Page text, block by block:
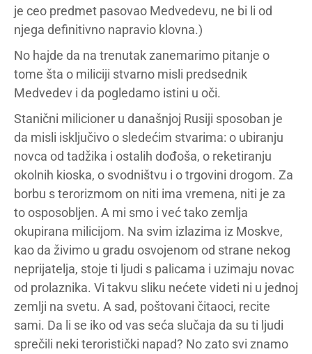
je ceo predmet pasovao Medvedevu, ne bi li od
njega definitivno napravio klovna.)
No hajde da na trenutak zanemarimo pitanje o
tome šta o miliciji stvarno misli predsednik
Medvedev i da pogledamo istini u oči.
Stanični milicioner u današnjoj Rusiji sposoban je
da misli isključivo o sledećim stvarima: o ubiranju
novca od tadžika i ostalih dođoša, o reketiranju
okolnih kioska, o svodništvu i o trgovini drogom. Za
borbu s terorizmom on niti ima vremena, niti je za
to osposobljen. A mi smo i već tako zemlja
okupirana milicijom. Na svim izlazima iz Moskve,
kao da živimo u gradu osvojenom od strane nekog
neprijatelja, stoje ti ljudi s palicama i uzimaju novac
od prolaznika. Vi takvu sliku nećete videti ni u jednoj
zemlji na svetu. A sad, poštovani čitaoci, recite
sami. Da li se iko od vas seća slučaja da su ti ljudi
sprečili neki teroristički napad? No zato svi znamo